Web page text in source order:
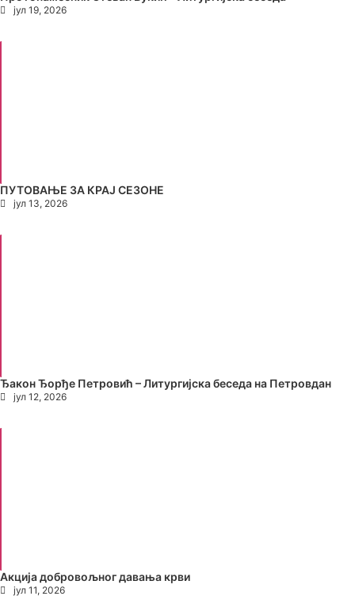
јул 19, 2026
ПУТОВАЊЕ ЗА КРАЈ СЕЗОНЕ
јул 13, 2026
Ђакон Ђорђе Петровић – Литургијска беседа на Петровдан
јул 12, 2026
Акција добровољног давања крви
јул 11, 2026